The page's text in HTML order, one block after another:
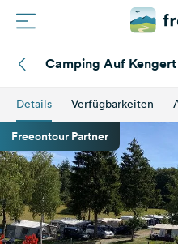
Routen
Plätze
Magazin
Partner
Camping Auf Kengert
Details Verfügbarkeiten
Freeontour Partner